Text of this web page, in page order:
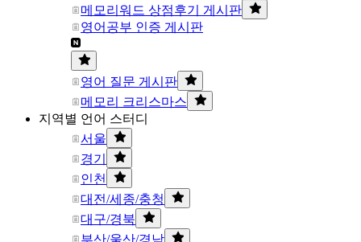
메모리워드 상점후기 게시판
영어공부 인증 게시판
영어 질문 게시판
메모리 크리스마스
지역별 언어 스터디
서울
경기
인천
대전/세종/충청
대구/경북
부산/울산/경남